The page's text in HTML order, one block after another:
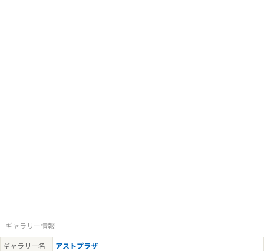
ギャラリー情報
ギャラリー名
アストプラザ